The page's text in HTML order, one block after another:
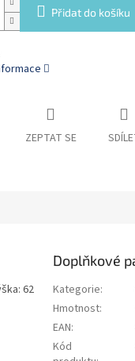
Přidat do košíku
ZEPTAT SE
62
Doplňkové
Kategorie:
Hmotnost:
EAN:
Kód